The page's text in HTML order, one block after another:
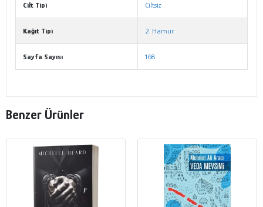
Cilt Tipi Ciltsiz
Kağıt Tipi 2. Hamur
Sayfa Sayısı 168
Benzer Ürünler